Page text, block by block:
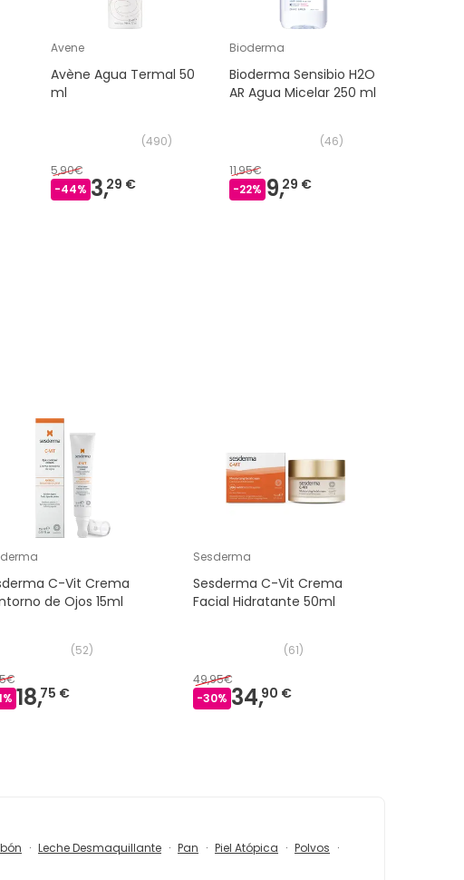
Avene
Avène Agua Termal 50
ml
(490)
5,90€
-44% 3,29 €
Bioderma
Bioderma Sensibio H2O
AR Agua Micelar 250 ml
(46)
11,95€
-22% 9,29 €
C-Vit Crema
de Ojos 15ml
(52)
% 18,75 €
Sesderma
Sesderma C-Vit Crema
Facial Hidratante 50ml
(61)
49,95€
-30% 34,90 €
Leche Desmaquillante Pan Piel Atópica
Polvos